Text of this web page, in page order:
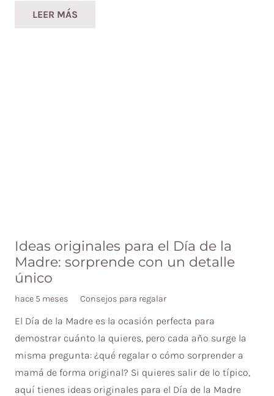
LEER MÁS
Ideas originales para el Día de la
Madre: sorprende con un detalle
único
hace 5 meses Consejos para regalar
El Día de la Madre es la ocasión perfecta para
demostrar cuánto la quieres, pero cada año surge la
misma pregunta: ¿qué regalar o cómo sorprender a
mamá de forma original? Si quieres salir de lo típico,
aquí tienes ideas originales para el Día de la Madre